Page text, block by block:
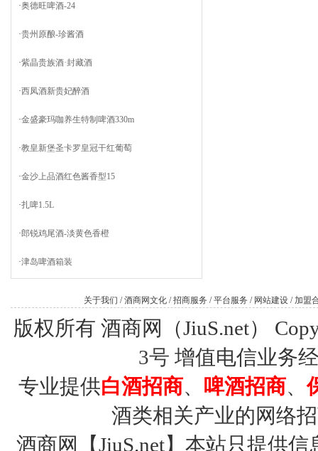
·奥德旺啤酒-24
·贵州原酿-珍酱酒
·紫晶贵族酒·封藏酒
·西凤酒新贵妃醉酒
·金盛豪玛咖养生特制啤酒330m
·教皇新堡圣卡罗皇冠干红葡萄
·金沙上品酒红色酱香型15
·扎啤1.5L
·郎锐鸡尾酒-淡黄色香橙
·津岛啤酒箱装
关于我们 /酒商网文化 /招商服务 /平台服务 / 网站建设 /加盟
版权所有 酒商网（JiuS.net）
3号 增值电信业务
专业提供白酒招商、 啤酒招商、
酒类相关产业的网络
酒商网【JiuS.net】本站只提供